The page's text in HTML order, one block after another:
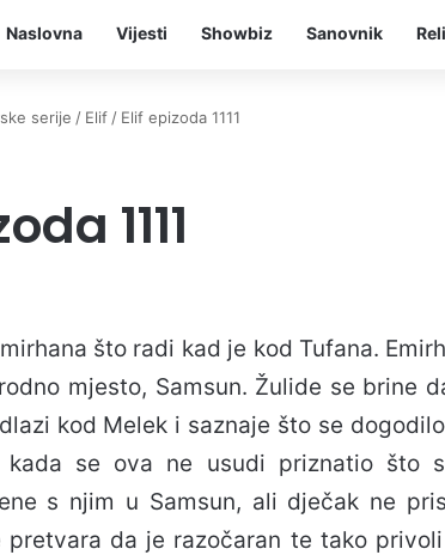
Naslovna Vijesti Showbiz Sanovnik
serije / Elif / Elif epizoda 1111
1111
što radi kad je kod Tufana.
mjesto, Samsun. Žulide se brine
kod Melek i saznaje što se
se ova ne usudi priznatio što
s njim u Samsun, ali dječak ne
pretvara da je razočaran te tako